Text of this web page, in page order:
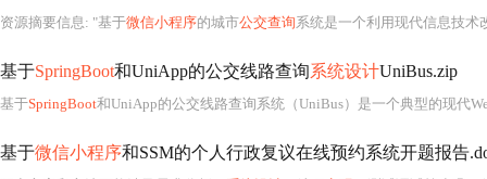
资源摘要信息: "基于微信小程序的城市公交查询系统是一个利用现代信息技术改善传统城市公交查询管理方式的项目。该项
基于SpringBoot和UniApp的公交线路查询系统设计UniBus.zip
基于SpringBoot和UniApp的公交线路查询系统（UniBus）是一个典型的现代
基于微信小程序和SSM的个人行政复议在线预约系统开题报告